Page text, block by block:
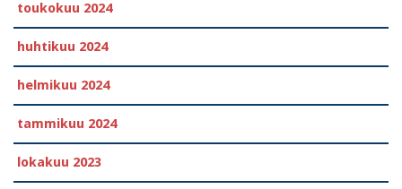
toukokuu 2024
huhtikuu 2024
helmikuu 2024
tammikuu 2024
lokakuu 2023